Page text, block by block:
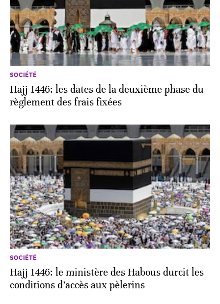
SOCIÉTÉ
Hajj 1446: les dates de la deuxième phase du
règlement des frais fixées
SOCIÉTÉ
Hajj 1446: le ministère des Habous durcit les
conditions d’accès aux pèlerins